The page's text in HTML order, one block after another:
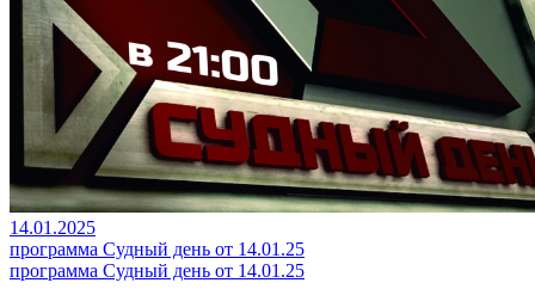
14.01.2025
программа Судный день от 14.01.25
программа Судный день от 14.01.25